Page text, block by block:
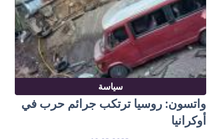
سياسة
واتسون: روسيا ترتكب جرائم حرب في
أوكرانيا